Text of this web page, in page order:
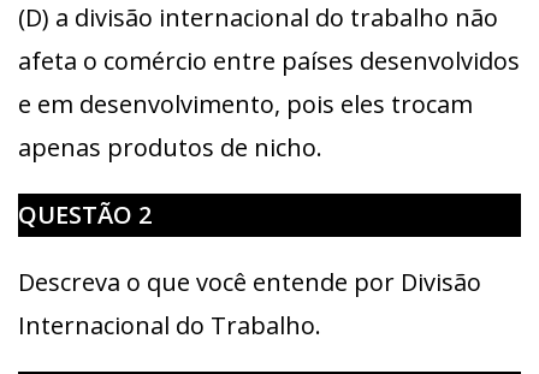
(D) a divisão internacional do trabalho não
afeta o comércio entre países desenvolvidos
e em desenvolvimento, pois eles trocam
apenas produtos de nicho.
QUESTÃO 2
Descreva o que você entende por Divisão
Internacional do Trabalho.